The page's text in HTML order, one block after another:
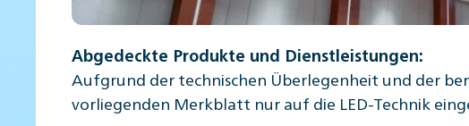
Abgedeckte Produkte und Dienstleistungen:
Aufgrund der technischen Überlegenheit und der
vorliegenden Merkblatt nur auf die LED-Technik